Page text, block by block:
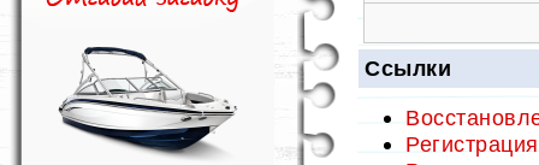
Ссылки